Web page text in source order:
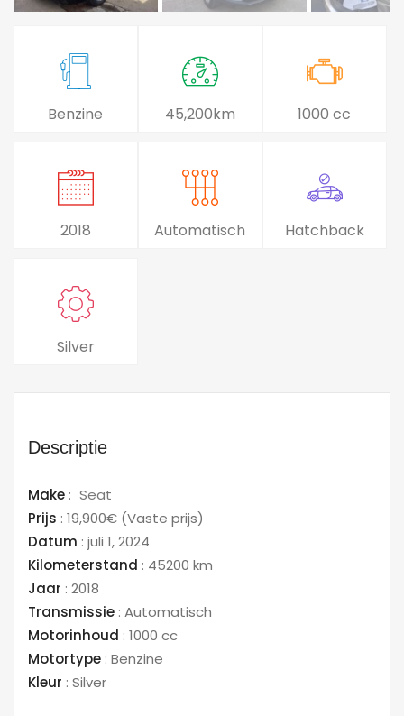
Benzine 45,200km 1000 cc
2018 Automatisch Hatchback
Silver
Descriptie
Make : Seat
Prijs : 19,900€ (Vaste prijs)
Datum : juli 1, 2024
Kilometerstand : 45200 km
Jaar : 2018
Transmissie : Automatisch
Motorinhoud : 1000 cc
Motortype : Benzine
Kleur : Silver